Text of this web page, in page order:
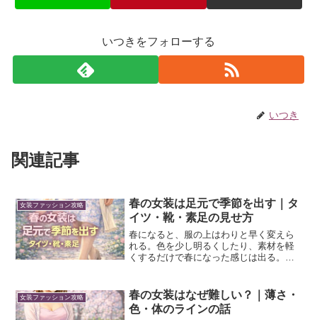
いつきをフォローする
いつき
関連記事
女装ファッション攻略
春の女装は足元で季節を出す｜タ
イツ・靴・素足の見せ方
春になると、服の上はわりと早く変えら
れる。色を少し明るくしたり、素材を軽
くするだけで春になった感じは出る。で
さ、足首の見え方。これらが、冬のまま
だと、服全体が引き戻される...
女装ファッション攻略
春の女装はなぜ難しい？｜薄さ・
色・体のラインの話